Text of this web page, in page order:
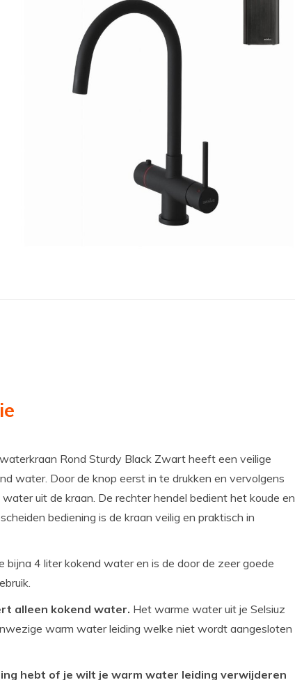
Rond Sturdy Black Zwart heeft een veilige
water. Door de knop eerst in te drukken en vervolgens
uit de kraan. De rechter hendel bedient het koude en
bediening is de kraan veilig en praktisch in
bijna 4 liter kokend water en is de door de zeer goede
alleen kokend water. Het warme water uit je Selsiuz
warm water leiding welke niet wordt aangesloten
hebt of je wilt je warm water leiding verwijderen